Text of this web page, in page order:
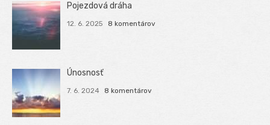
Pojezdová dráha
12. 6. 2025 8 komentárov
Únosnosť
7. 6. 2024 8 komentárov